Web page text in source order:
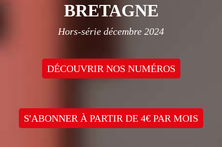
BRETAGNE
Hors-série décembre 2024
DÉCOUVRIR NOS NUMÉROS
S'ABONNER À PARTIR DE 4€ PAR MOIS